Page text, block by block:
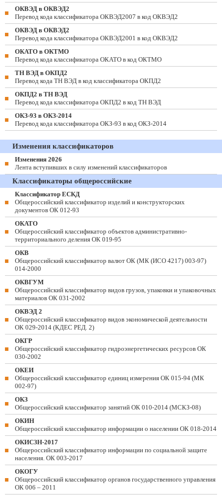
ОКВЭД в ОКВЭД2
Перевод кода классификатора ОКВЭД2007 в код ОКВЭД2
ОКВЭД в ОКВЭД2
Перевод кода классификатора ОКВЭД2001 в код ОКВЭД2
ОКАТО в ОКТМО
Перевод кода классификатора ОКАТО в код ОКТМО
ТН ВЭД в ОКПД2
Перевод кода ТН ВЭД в код классификатора ОКПД2
ОКПД2 в ТН ВЭД
Перевод кода классификатора ОКПД2 в код ТН ВЭД
ОКЗ-93 в ОКЗ-2014
Перевод кода классификатора ОКЗ-93 в код ОКЗ-2014
Изменения классификаторов
Изменения 2026
Лента вступивших в силу изменений классификаторов
Классификаторы общероссийские
Классификатор ЕСКД
Общероссийский классификатор изделий и конструкторских
документов ОК 012-93
ОКАТО
Общероссийский классификатор объектов административно-
территориального деления ОК 019-95
ОКВ
Общероссийский классификатор валют ОК (МК (ИСО 4217) 003-97)
014-2000
ОКВГУМ
Общероссийский классификатор видов грузов, упаковки и упаковочных
материалов ОК 031-2002
ОКВЭД 2
Общероссийский классификатор видов экономической деятельности
ОК 029-2014 (КДЕС РЕД. 2)
ОКГР
Общероссийский классификатор гидроэнергетических ресурсов ОК
030-2002
ОКЕИ
Общероссийский классификатор единиц измерения ОК 015-94 (МК
002-97)
ОКЗ
Общероссийский классификатор занятий ОК 010-2014 (МСКЗ-08)
ОКИН
Общероссийский классификатор информации о населении ОК 018-2014
ОКИСЗН-2017
Общероссийский классификатор информации по социальной защите
населения. ОК 003-2017
ОКОГУ
Общероссийский классификатор органов государственного управления
ОК 006 – 2011